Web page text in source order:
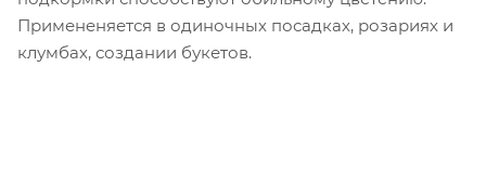
Примененяется в одиночных посадках, розариях и
клумбах, создании букетов.